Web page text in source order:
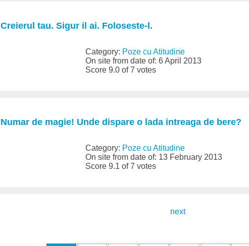
Creierul tau. Sigur il ai. Foloseste-l.
Category: Poze cu Atitudine
On site from date of: 6 April 2013
Score 9.0 of 7 votes
Numar de magie! Unde dispare o lada intreaga de bere?
Category: Poze cu Atitudine
On site from date of: 13 February 2013
Score 9.1 of 7 votes
next